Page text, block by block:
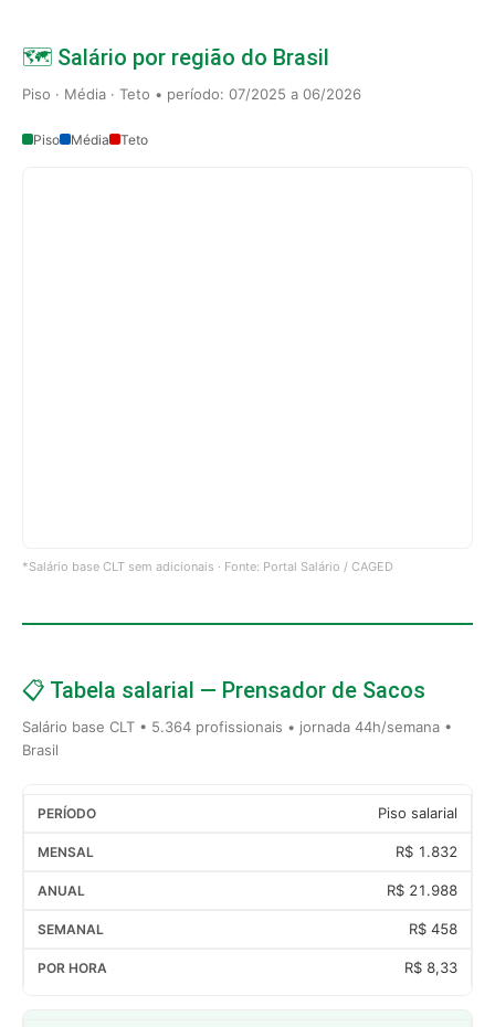
🗺️ Salário por região do Brasil
Piso · Média · Teto • período: 07/2025 a 06/2026
Piso Média Teto
*Salário base CLT sem adicionais · Fonte: Portal Salário / CAGED
📋 Tabela salarial — Prensador de Sacos
Salário base CLT • 5.364 profissionais • jornada 44h/semana •
Brasil
Piso salarial
R$ 1.832
R$ 21.988
R$ 458
R$ 8,33